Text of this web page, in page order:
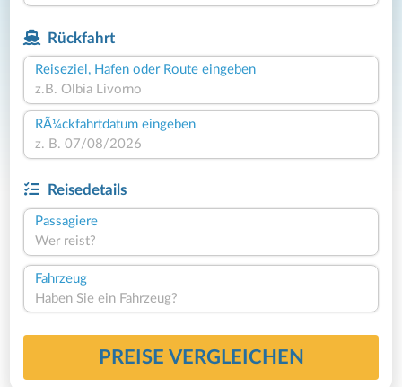
Rückfahrt
Reiseziel, Hafen oder Route eingeben
RÃ¼ckfahrtdatum eingeben
Reisedetails
Passagiere
Wer reist?
Fahrzeug
Haben Sie ein Fahrzeug?
PREISE VERGLEICHEN